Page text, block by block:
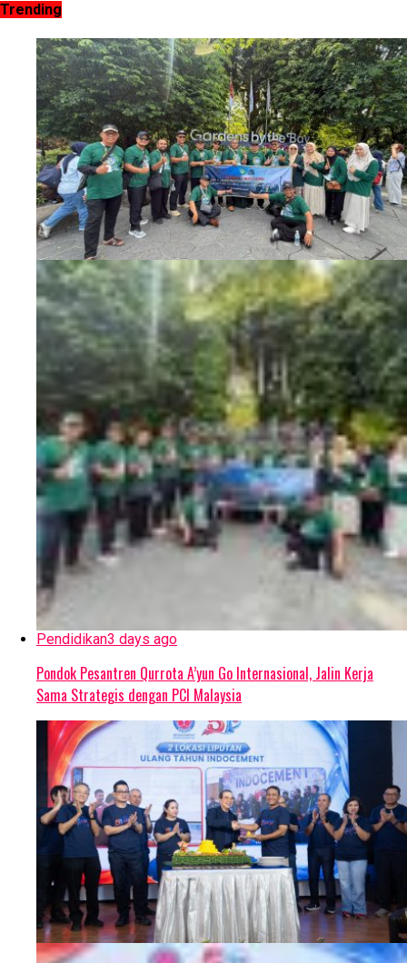
Trending
Pendidikan3 days ago
Pondok Pesantren Qurrota A’yun Go Internasional, Jalin Kerja
Sama Strategis dengan PCI Malaysia